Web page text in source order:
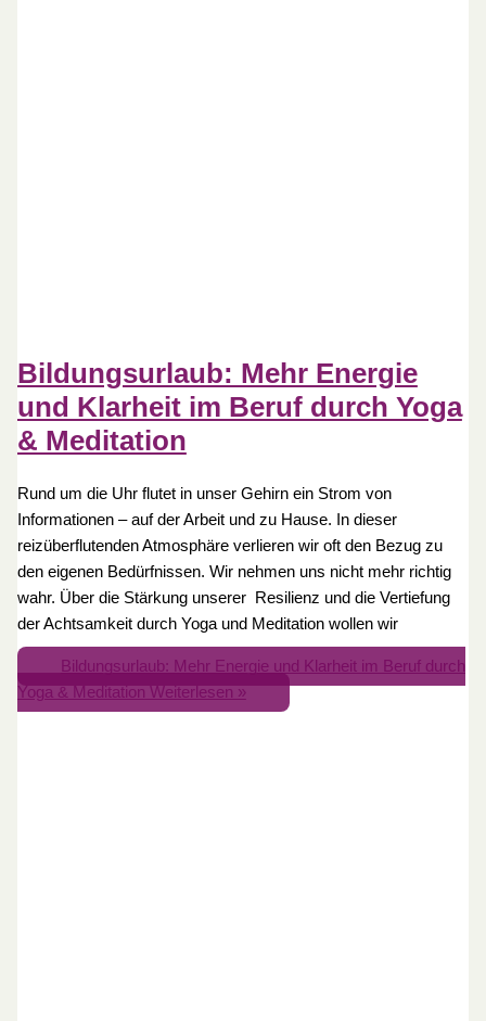
Bildungsurlaub: Mehr Energie
und Klarheit im Beruf durch Yoga
& Meditation
Rund um die Uhr flutet in unser Gehirn ein Strom von
Informationen – auf der Arbeit und zu Hause. In dieser
reizüberflutenden Atmosphäre verlieren wir oft den Bezug zu
den eigenen Bedürfnissen. Wir nehmen uns nicht mehr richtig
wahr. Über die Stärkung unserer Resilienz und die Vertiefung
der Achtsamkeit durch Yoga und Meditation wollen wir
Bildungsurlaub: Mehr Energie und Klarheit im Beruf durch
Yoga & Meditation Weiterlesen »